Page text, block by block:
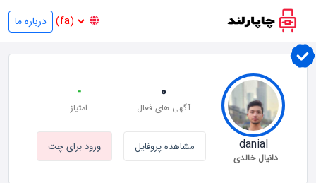
درباره ما
danial
دانیال خالدی
0
آگهی های فعال
-
امتیاز
مشاهده پروفایل ورود برای چت